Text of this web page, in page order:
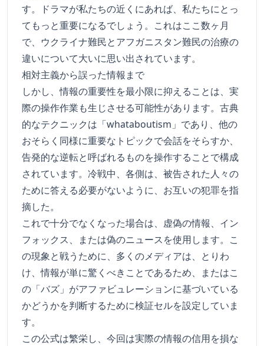
す。ドラマが私たちの近くにあれば、私たちにとっ
てもっと重要になるでしょう。これはここ数ヶ月
で、ウクライナ難民とアフガニスタン難民の治療の
違いについて大いに思い出されています。
相対主義から誤った情報まで
しかし、情報の重要性を最小限に抑えることは、実
際の操作作業も生じさせる可能性があります。古典
的なテクニックは「whataboutism」であり、他の
おそらく同様に重要なトピックで会話をそらすか、
告発的な逆転と呼ばれるものを操作することで構成
されています。冷戦中、各側は、被告された人々の
ために答える必要がないように、お互いの犯罪を指
摘した。
これで十分でなくなった場合は、虚偽の情報、イン
フォックス、または偽のニュースを使用します。こ
の現象と戦うために、多くのメディアは、とりわ
け、情報が単に驚くべきことであるため、またはこ
の「バズ」がアファビュレーションに基づいている
かどうかを判断するために検証セルを設定していま
す。
この公式は繁栄し、今回は実際の情報の信用を損な